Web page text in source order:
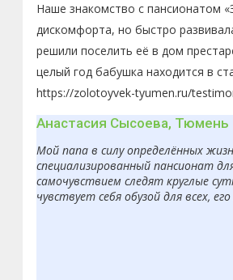
Наше знакомство с пансионатом
дискомфорта, но быстро
решили поселить её в дом
целый год бабушка находится в
https://zolotoyvek-tyumen.ru/
Анастасия Сысоева, Тюмень
Мой папа в силу определённых
специализированный пансионат
самочувствием следят круглые
чувствует себя обузой для всех,